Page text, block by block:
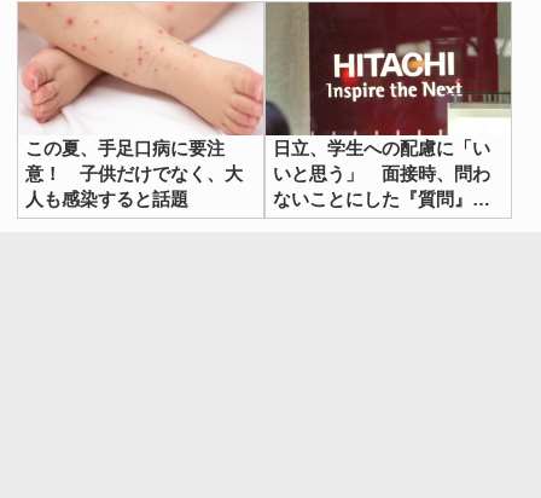
この夏、手足口病に要注
意！ 子供だけでなく、大
人も感染すると話題
日立、学生への配慮に「い
いと思う」 面接時、問わ
ないことにした『質問』と
は？